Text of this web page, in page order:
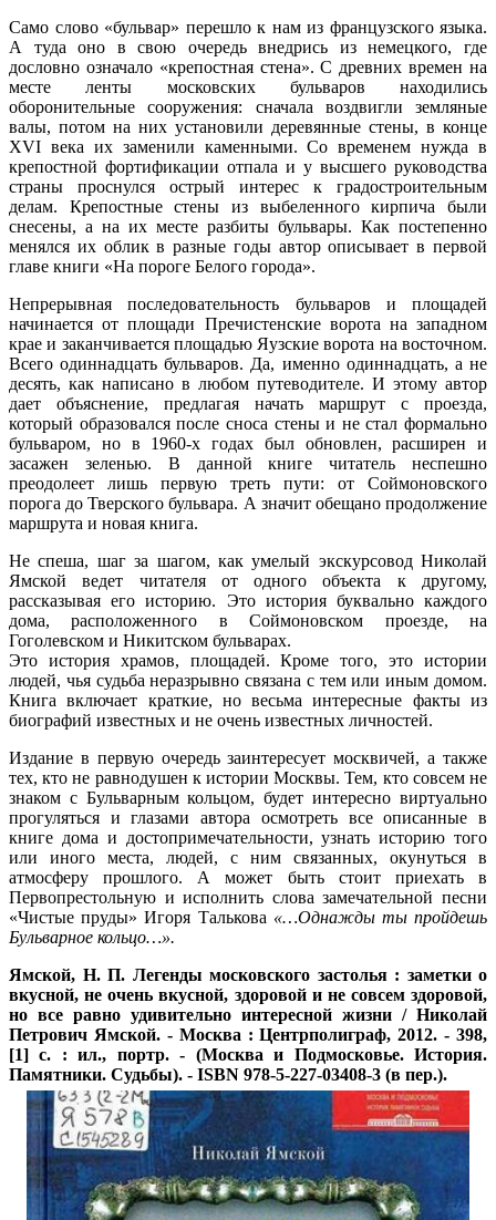
Само слово «бульвар» перешло к нам из французского языка.
А туда оно в свою очередь внедрись из немецкого, где
дословно означало «крепостная стена». С древних времен на
месте ленты московских бульваров находились
оборонительные сооружения: сначала воздвигли земляные
валы, потом на них установили деревянные стены, в конце
XVI века их заменили каменными. Со временем нужда в
крепостной фортификации отпала и у высшего руководства
страны проснулся острый интерес к градостроительным
делам. Крепостные стены из выбеленного кирпича были
снесены, а на их месте разбиты бульвары. Как постепенно
менялся их облик в разные годы автор описывает в первой
главе книги «На пороге Белого города».
Непрерывная последовательность бульваров и площадей
начинается от площади Пречистенские ворота на западном
крае и заканчивается площадью Яузские ворота на восточном.
Всего одиннадцать бульваров. Да, именно одиннадцать, а не
десять, как написано в любом путеводителе. И этому автор
дает объяснение, предлагая начать маршрут с проезда,
который образовался после сноса стены и не стал формально
бульваром, но в 1960-х годах был обновлен, расширен и
засажен зеленью. В данной книге читатель неспешно
преодолеет лишь первую треть пути: от Соймоновского
порога до Тверского бульвара. А значит обещано продолжение
маршрута и новая книга.
Не спеша, шаг за шагом, как умелый экскурсовод Николай
Ямской ведет читателя от одного объекта к другому,
рассказывая его историю. Это история буквально каждого
дома, расположенного в Соймоновском проезде, на
Гоголевском и Никитском бульварах.
Это история храмов, площадей. Кроме того, это истории
людей, чья судьба неразрывно связана с тем или иным домом.
Книга включает краткие, но весьма интересные факты из
биографий известных и не очень известных личностей.
Издание в первую очередь заинтересует москвичей, а также
тех, кто не равнодушен к истории Москвы. Тем, кто совсем не
знаком с Бульварным кольцом, будет интересно виртуально
прогуляться и глазами автора осмотреть все описанные в
книге дома и достопримечательности, узнать историю того
или иного места, людей, с ним связанных, окунуться в
атмосферу прошлого. А может быть стоит приехать в
Первопрестольную и исполнить слова замечательной песни
«Чистые пруды» Игоря Талькова «…Однажды ты пройдешь
Бульварное кольцо…».
Ямской, Н. П. Легенды московского застолья : заметки о
вкусной, не очень вкусной, здоровой и не совсем здоровой,
но все равно удивительно интересной жизни / Николай
Петрович Ямской. - Москва : Центрполиграф, 2012. - 398,
[1] с. : ил., портр. - (Москва и Подмосковье. История.
Памятники. Судьбы). - ISBN 978-5-227-03408-3 (в пер.).